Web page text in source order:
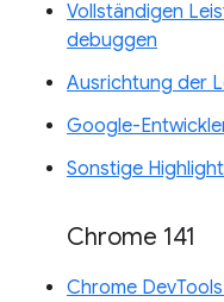
Vollständigen
debuggen
Ausrichtung der
Google-
Sonstige
Chrome 141
Chrome